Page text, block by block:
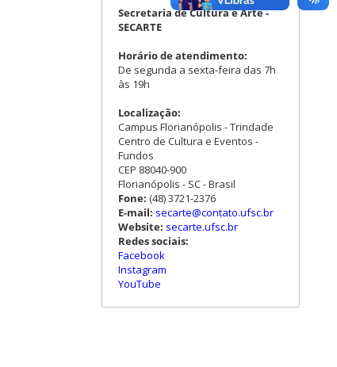
Secretaria de Cultura e Arte -
SECARTE
Horário de atendimento:
De segunda a sexta-feira das 7h
às 19h
Localização:
Campus Florianópolis - Trindade
Centro de Cultura e Eventos -
Fundos
CEP 88040-900
Florianópolis - SC - Brasil
Fone: (48) 3721-2376
E-mail: secarte@contato.ufsc.br
Website: secarte.ufsc.br
Redes sociais:
Facebook
Instagram
YouTube